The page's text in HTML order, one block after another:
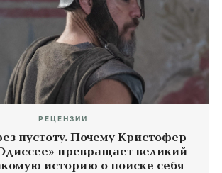
РЕЦЕНЗИИ
пустоту. Почему Кристофер
превращает великий
историю о поиске себя